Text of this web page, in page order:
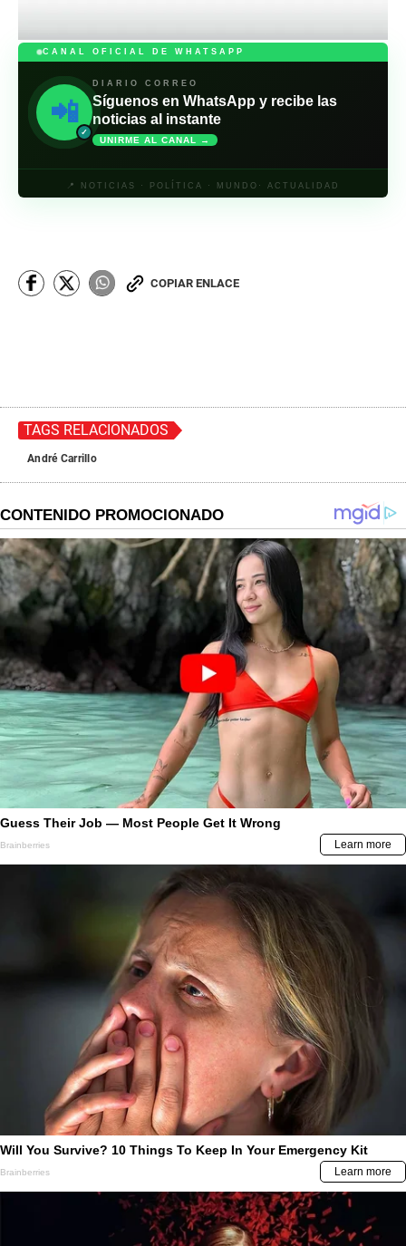
CANAL OFICIAL DE WHATSAPP
📲
✓
DIARIO CORREO
Síguenos en WhatsApp y recibe las
noticias al instante
UNIRME AL CANAL →
📍 NOTICIAS · POLÍTICA · MUNDO· ACTUALIDAD
COPIAR ENLACE
TAGS RELACIONADOS
André Carrillo